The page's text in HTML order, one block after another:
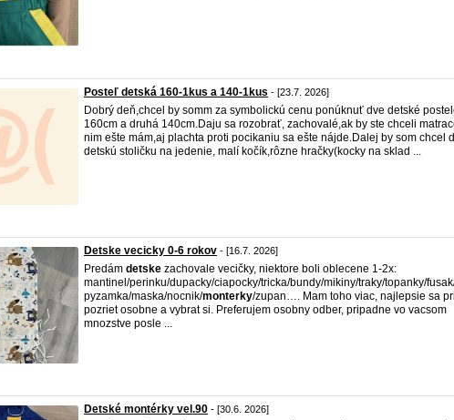
Posteľ detská 160-1kus a 140-1kus - [23.7. 2026]
Dobrý deň,chcel by somm za symbolickú cenu ponúknuť dve detské
160cm a druhá 140cm.Daju sa rozobrať, zachovalé,ak by ste chceli
nim ešte mám,aj plachta proti pocikaniu sa ešte nájde.Dalej by som chcel
detskú stoličku na jedenie, malí kočík,rôzne hračky(kocky na sklad ...
Detske vecicky 0-6 rokov - [16.7. 2026]
Predám detske zachovale vecičky, niektore boli oblecene 1-2x:
mantinel/perinku/dupacky/ciapocky/tricka/bundy/mikiny/traky/topanky/
pyzamka/maska/nocnik/monterky/zupan…. Mam toho viac, najlepsie sa
pozriet osobne a vybrat si. Preferujem osobny odber, pripadne vo vacsom
mnozstve posle ...
Detské montérky vel.90 - [30.6. 2026]